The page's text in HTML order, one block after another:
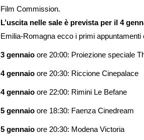
Film Commission.
L’uscita nelle sale è prevista per il 4
Emilia-Romagna ecco i primi appuntamenti
3 gennaio ore 20:00: Proiezione speciale
4 gennaio ore 20:30: Riccione Cinepalace
4 gennaio ore 22:00: Rimini Le Befane
5 gennaio ore 18:30: Faenza Cinedream
5 gennaio ore 20:30: Modena Victoria